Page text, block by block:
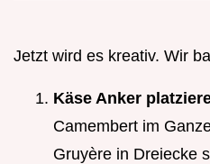
Jetzt wird es kreativ. Wir
Käse Anker
Camembert im
Gruyère in Dreiecke